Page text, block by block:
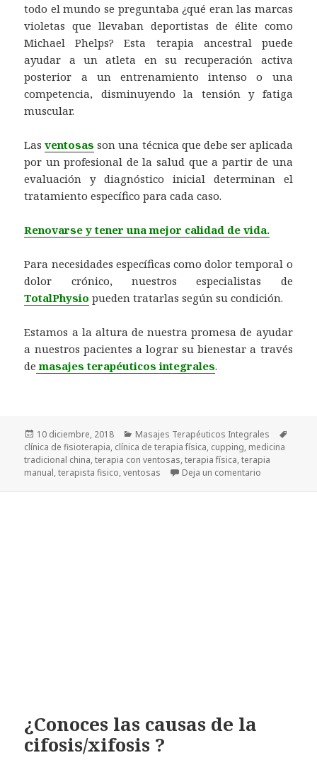
todo el mundo se preguntaba ¿qué eran las marcas
violetas que llevaban deportistas de élite como
Michael Phelps? Esta terapia ancestral puede
ayudar a un atleta en su recuperación activa
posterior a un entrenamiento intenso o una
competencia, disminuyendo la tensión y fatiga
muscular.
Lasventosas son una técnica que debe ser aplicada
por un profesional de la salud que a partir de una
evaluación y diagnóstico inicial determinan el
tratamiento específico para cada caso.
Renovarse y tener una mejor calidad de vida.
Para necesidades específicas como dolor temporal o
dolor crónico, nuestros especialistas de
TotalPhysio pueden tratarlas según su condición.
Estamos a la altura de nuestra promesa de ayudar
a nuestros pacientes a lograr su bienestar a través
de masajes terapéuticos integrales.
Publicado
el
10 diciembre, 2018 Categorías
Masajes Terapéuticos Integrales
clínica de fisioterapia, clínica de terapia física, cupping, medicina
tradicional china,terapia con ventosas,terapia física,terapia
manual,terapista fisico,ventosas Deja un comentario
¿Conoces las causas de la
cifosis/xifosis ?